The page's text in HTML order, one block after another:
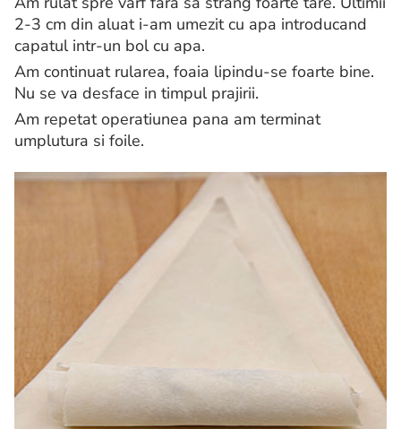
2-3 cm din aluat i-am umezit cu apa introducand
capatul intr-un bol cu ​​apa.
Am continuat rularea, foaia lipindu-se foarte bine.
Nu se va desface in timpul prajirii.
Am repetat operatiunea pana am terminat
umplutura si foile.